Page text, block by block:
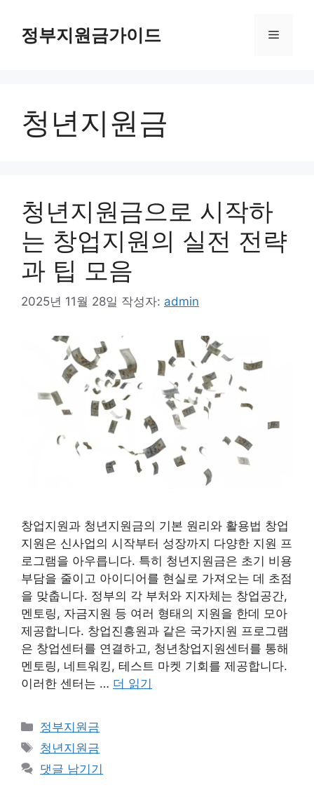
정부지원금가이드 메
청년지원금
청년지원금으로 시작하
는 창업지원의 실전 전략
과 팁 모음
2025년 11월 28일 작성자: admin
창업지원과 청년지원금의 기본 원리와 활용법 창업
지원은 신사업의 시작부터 성장까지 다양한 지원 프
로그램을 아우릅니다. 특히 청년지원금은 초기 비용
부담을 줄이고 아이디어를 현실로 가져오는 데 초점
을 맞춥니다. 정부의 각 부처와 지자체는 창업공간,
멘토링, 자금지원 등 여러 형태의 지원을 한데 모아
제공합니다. 창업진흥원과 같은 국가지원 프로그램
은 창업센터를 연결하고, 청년창업지원센터를 통해
멘토링, 네트워킹, 테스트 마켓 기회를 제공합니다.
이러한 센터는 … 더 읽기
카
테
고
리
정부지원금
태
그
청년지원금
댓글 남기기